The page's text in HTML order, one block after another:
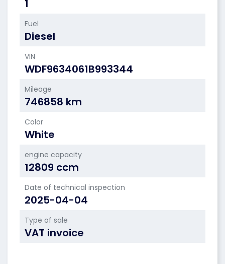
1
Fuel
Diesel
VIN
WDF9634061B993344
Mileage
746858 km
Color
White
engine capacity
12809 ccm
Date of technical inspection
2025-04-04
Type of sale
VAT invoice